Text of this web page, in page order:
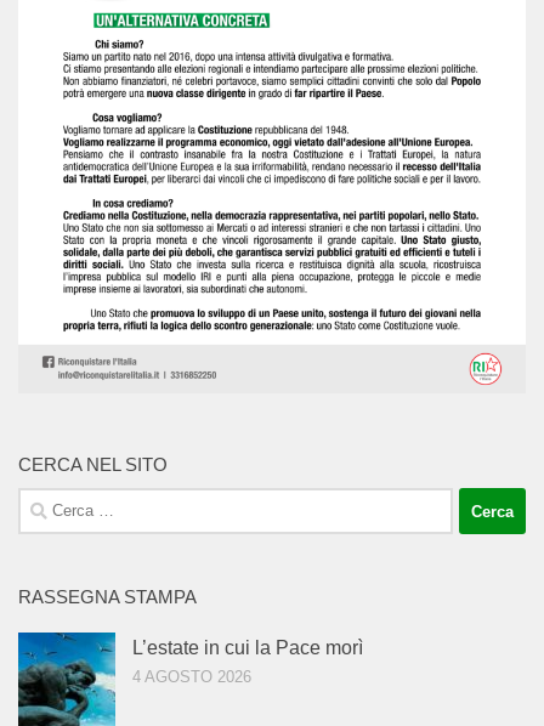
CERCA NEL SITO
Ricerca
per:
RASSEGNA STAMPA
L’estate in cui la Pace morì
4 AGOSTO 2026